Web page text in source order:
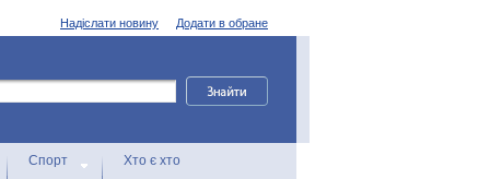
Додати в обране
Надіслати новину
Спорт Хто є хто